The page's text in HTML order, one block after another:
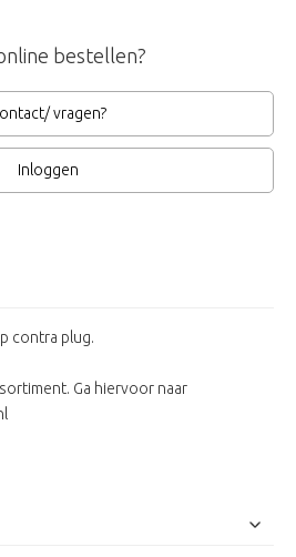
bestellen?
vragen?
Inloggen
contra plug.
Ga hiervoor naar